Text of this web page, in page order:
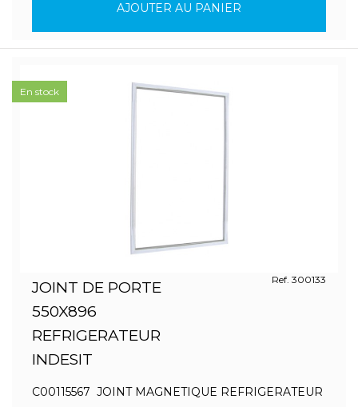
AJOUTER AU PANIER
JOINT DE PORTE
550X896
REFRIGERATEUR
INDESIT
Ref. 300133
C00115567 JOINT MAGNETIQUE REFRIGERATEUR
En stock